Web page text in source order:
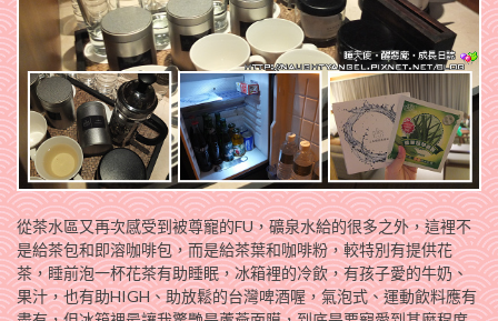
從茶水區又再次感受到被尊寵的FU，礦泉水給的很多之外，這裡不
是給茶包和即溶咖啡包，而是給茶葉和咖啡粉，較特別有提供花
茶，睡前泡一杯花茶有助睡眠，冰箱裡的冷飲，有孩子愛的牛奶、
果汁，也有助HIGH、助放鬆的台灣啤酒喔，氣泡式、運動飲料應有